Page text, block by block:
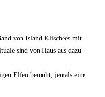
von Island-Klischees mit
sind von Haus aus dazu
Elfen bemüht, jemals eine